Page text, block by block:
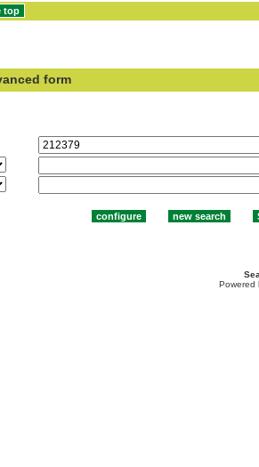
form